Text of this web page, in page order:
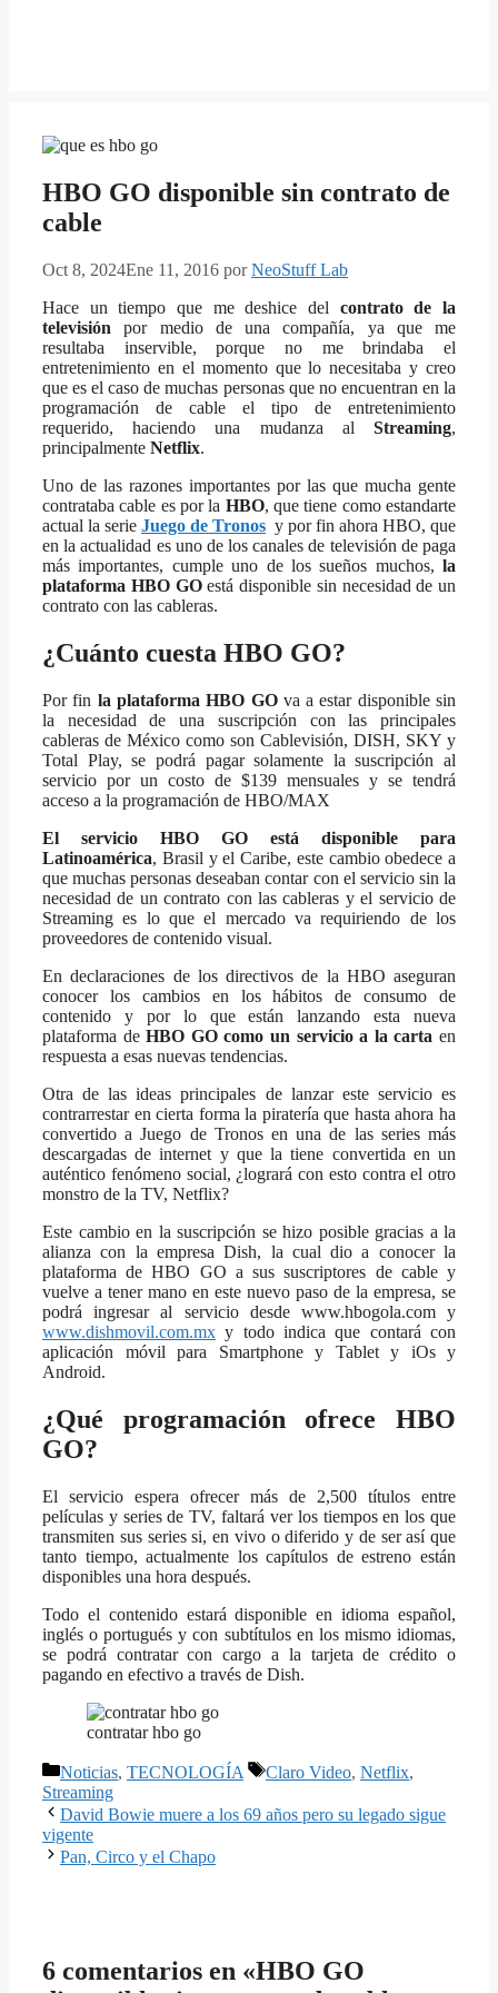
HBO GO disponible sin contrato de
cable
Oct 8, 2024Ene 11, 2016 porNeoStuff Lab
Hace un tiempo que me deshice del contrato de la
televisión por medio de una compañía, ya que me
resultaba inservible, porque no me brindaba el
entretenimiento en el momento que lo necesitaba y creo
que es el caso de muchas personas que no encuentran en la
programación de cable el tipo de entretenimiento
requerido, haciendo una mudanza al Streaming,
principalmente Netflix.
Uno de las razones importantes por las que mucha gente
contrataba cable es por la HBO, que tiene como estandarte
actual la serie Juego de Tronos y por fin ahora HBO, que
en la actualidad es uno de los canales de televisión de paga
más importantes, cumple uno de los sueños muchos, la
plataforma HBO GOestá disponible sin necesidad de un
contrato con las cableras.
¿Cuánto cuesta HBO GO?
Por fin la plataforma HBO GOva a estar disponible sin
la necesidad de una suscripción con las principales
cableras de México como son Cablevisión, DISH, SKY y
Total Play, se podrá pagar solamente la suscripción al
servicio por un costo de $139 mensuales y se tendrá
acceso a la programación de HBO/MAX
El servicio HBO GO está disponible para
Latinoamérica, Brasil y el Caribe, este cambio obedece a
que muchas personas deseaban contar con el servicio sin la
necesidad de un contrato con las cableras y el servicio de
Streaming es lo que el mercado va requiriendo de los
proveedores de contenido visual.
En declaraciones de los directivos de la HBO aseguran
conocer los cambios en los hábitos de consumo de
contenido y por lo que están lanzando esta nueva
plataforma deHBO GO como un servicio a la carta en
respuesta a esas nuevas tendencias.
Otra de las ideas principales de lanzar este servicio es
contrarrestar en cierta forma la piratería que hasta ahora ha
convertido a Juego de Tronos en una de las series más
descargadas de internet y que la tiene convertida en un
auténtico fenómeno social, ¿logrará con esto contra el otro
monstro de la TV, Netflix?
Este cambio en la suscripción se hizo posible gracias a la
alianza con la empresa Dish, la cual dio a conocer la
plataforma de HBO GO a sus suscriptores de cable y
vuelve a tener mano en este nuevo paso de la empresa, se
podrá ingresar al servicio desde www.hbogola.com y
www.dishmovil.com.mx y todo indica que contará con
aplicación móvil para Smartphone y Tablet y iOs y
Android.
¿Qué programación ofrece HBO
GO?
El servicio espera ofrecer más de 2,500 títulos entre
películas y series de TV, faltará ver los tiempos en los que
transmiten sus series si, en vivo o diferido y de ser así que
tanto tiempo, actualmente los capítulos de estreno están
disponibles una hora después.
Todo el contenido estará disponible en idioma español,
inglés o portugués y con subtítulos en los mismo idiomas,
se podrá contratar con cargo a la tarjeta de crédito o
pagando en efectivo a través de Dish.
contratar hbo go
Categorías
Noticias, TECNOLOGÍA Etiquetas
Claro Video, Netflix,
Streaming
David Bowie muere a los 69 años pero su legado sigue
vigente
Pan, Circo y el Chapo
6 comentarios en «HBO GO